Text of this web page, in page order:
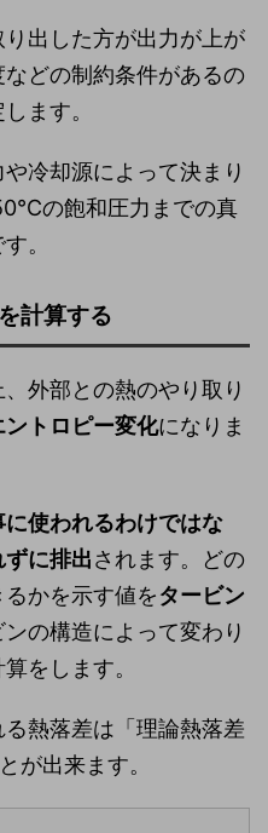
出した方が出力が上が
どの制約条件があるの
ます。
冷却源によって決まり
の飽和圧力までの真
。
計算する
外部との熱のやり取り
ントロピー変化になりま
使われるわけではな
に排出されます。どの
かを示す値をタービン
の構造によって変わり
をします。
熱落差は「理論熱落差
が出来ます。